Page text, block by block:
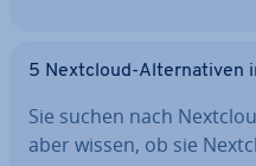
5 Nextcloud-Al­ter­na­ti­ven
Sie suchen nach
aber wissen, ob sie